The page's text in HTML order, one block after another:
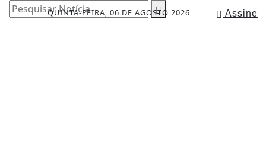
Assine
QUINTA-FEIRA, 06 DE AGOSTO 2026
Pesquisar Notícia